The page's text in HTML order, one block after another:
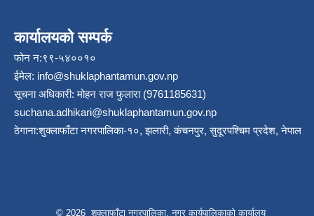
कार्यालयको सम्पर्क
फोन न:९९-५४००१०
ईमेल: info@shuklaphantamun.gov.np
सूचना अधिकारी: मोहन राज फुलारा (9761185631)
suchana.adhikari@shuklaphantamun.gov.np
ठेगाना:शुक्लाफाँटा नगरपालिका-१०, झलारी, कंचनपुर, सुदूरपश्चिम प्रदेश, नेपाल
© 2026 शुक्लाफाँटा नगरपालिका, नगर कार्यपालिकाको कार्यालय